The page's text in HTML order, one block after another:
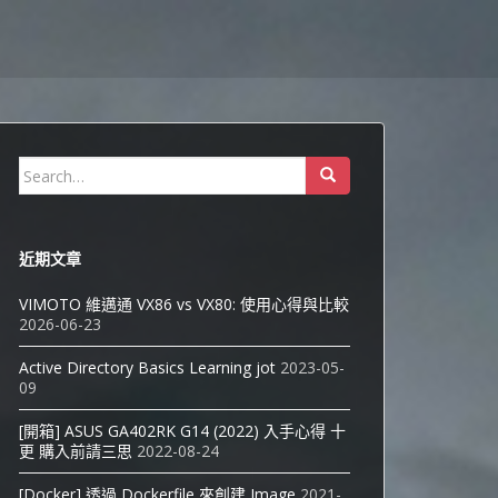
Search
for:
近期文章
VIMOTO 維邁通 VX86 vs VX80: 使用心得與比較
2026-06-23
Active Directory Basics Learning jot 2023-05-
09
[開箱] ASUS GA402RK G14 (2022) 入手心得 十
更 購入前請三思 2022-08-24